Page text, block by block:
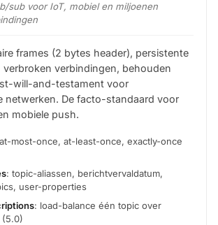
sub voor IoT, mobiel en miljoenen
frames (2 bytes header), persistente
verbroken verbindingen, behouden
will-and-testament voor
netwerken. De facto-standaard voor
mobiele push.
most-once, at-least-once, exactly-once
: topic-aliassen, berichtvervaldatum,
user-properties
: load-balance één topic over